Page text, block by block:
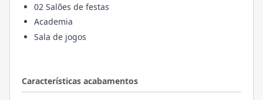
Características acabamentos
02 Salões de festas
Academia
Sala de jogos